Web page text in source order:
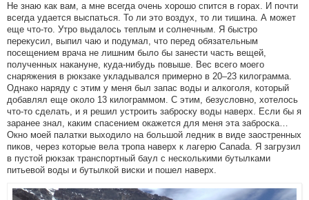
Не знаю как вам, а мне всегда очень хорошо спится в горах. И почти
всегда удается выспаться. То ли это воздух, то ли тишина. А может
еще что-то. Утро выдалось теплым и солнечным. Я быстро
перекусил, выпил чаю и подумал, что перед обязательным
посещением врача не лишним было бы занести часть вещей,
полученных накануне, куда-нибудь повыше. Вес всего моего
снаряжения в рюкзаке укладывался примерно в 20–23 килограмма.
Однако наряду с этим у меня был запас воды и алкоголя, который
добавлял еще около 13 килограммом. С этим, безусловно, хотелось
что-то сделать, и я решил устроить заброску воды наверх. Если бы я
заранее знал, каким спасением окажется для меня эта заброска…
Окно моей палатки выходило на большой ледник в виде заостренных
пиков, через которые вела тропа наверх к лагерю Canada. Я загрузил
в пустой рюкзак транспортный баул с несколькими бутылками
питьевой воды и бутылкой виски и пошел наверх.